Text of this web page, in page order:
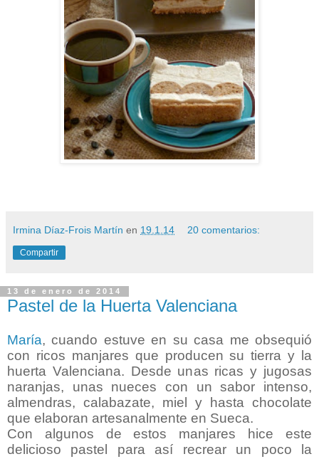
Irmina Díaz-Frois Martín en 19.1.14 20 comentarios:
Compartir
13 de enero de 2014
Pastel de la Huerta Valenciana
María, cuando estuve en su casa me obsequió
con ricos manjares que producen su tierra y la
huerta Valenciana. Desde unas ricas y jugosas
naranjas, unas nueces con un sabor intenso,
almendras, calabazate, miel y hasta chocolate
que elaboran artesanalmente en Sueca.
Con algunos de estos manjares hice este
delicioso pastel para así recrear un poco la